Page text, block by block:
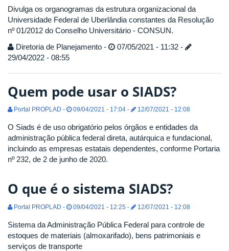
Divulga os organogramas da estrutura organizacional da
Universidade Federal de Uberlândia constantes da Resolução
nº 01/2012 do Conselho Universitário - CONSUN.
Diretoria de Planejamento -
07/05/2021 - 11:32 -
29/04/2022 - 08:55
Quem pode usar o SIADS?
Portal PROPLAD - 09/04/2021 - 17:04 - 12/07/2021 - 12:08
O Siads é de uso obrigatório pelos órgãos e entidades da
administração pública federal direta, autárquica e fundacional,
incluindo as empresas estatais dependentes, conforme Portaria
nº 232, de 2 de junho de 2020.
O que é o sistema SIADS?
Portal PROPLAD - 09/04/2021 - 12:25 - 12/07/2021 - 12:08
Sistema da Administração Pública Federal para controle de
estoques de materiais (almoxarifado), bens patrimoniais e
serviços de transporte